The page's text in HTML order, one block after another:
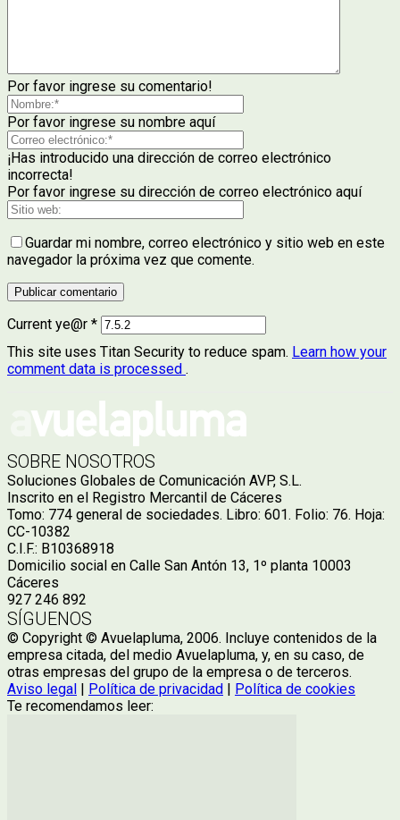
Por favor ingrese su comentario!
Por favor ingrese su nombre aquí
¡Has introducido una dirección de correo electrónico
incorrecta!
Por favor ingrese su dirección de correo electrónico aquí
Guardar mi nombre, correo electrónico y sitio web en este
navegador la próxima vez que comente.
Current ye@r *
This site uses Titan Security to reduce spam. Learn how your
comment data is processed .
SOBRE NOSOTROS
Soluciones Globales de Comunicación AVP, S.L.
Inscrito en el Registro Mercantil de Cáceres
Tomo: 774 general de sociedades. Libro: 601. Folio: 76. Hoja:
CC-10382
C.I.F.: B10368918
Domicilio social en Calle San Antón 13, 1º planta 10003
Cáceres
927 246 892
SÍGUENOS
© Copyright © Avuelapluma, 2006. Incluye contenidos de la
empresa citada, del medio Avuelapluma, y, en su caso, de
otras empresas del grupo de la empresa o de terceros.
Aviso legal | Política de privacidad | Política de cookies
Te recomendamos leer: